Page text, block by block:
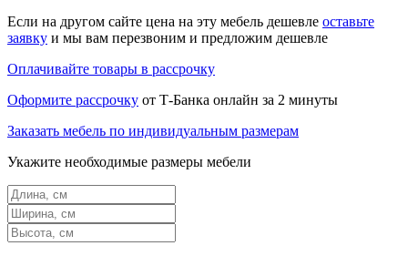
Если на другом сайте цена на эту мебель дешевле оставьте
заявку и мы вам перезвоним и предложим дешевле
Оплачивайте товары в рассрочку
Оформите рассрочку от Т-Банка онлайн за 2 минуты
Заказать мебель по индивидуальным размерам
Укажите необходимые размеры мебели